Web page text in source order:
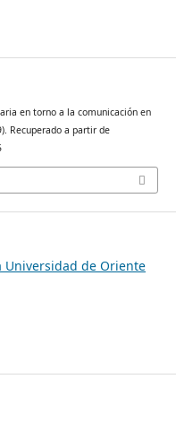
en torno a la comunicación en
Recuperado a partir de
Universidad de Oriente